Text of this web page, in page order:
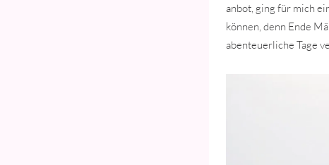
anbot, ging für mich
können, denn Ende
abenteuerliche Tage